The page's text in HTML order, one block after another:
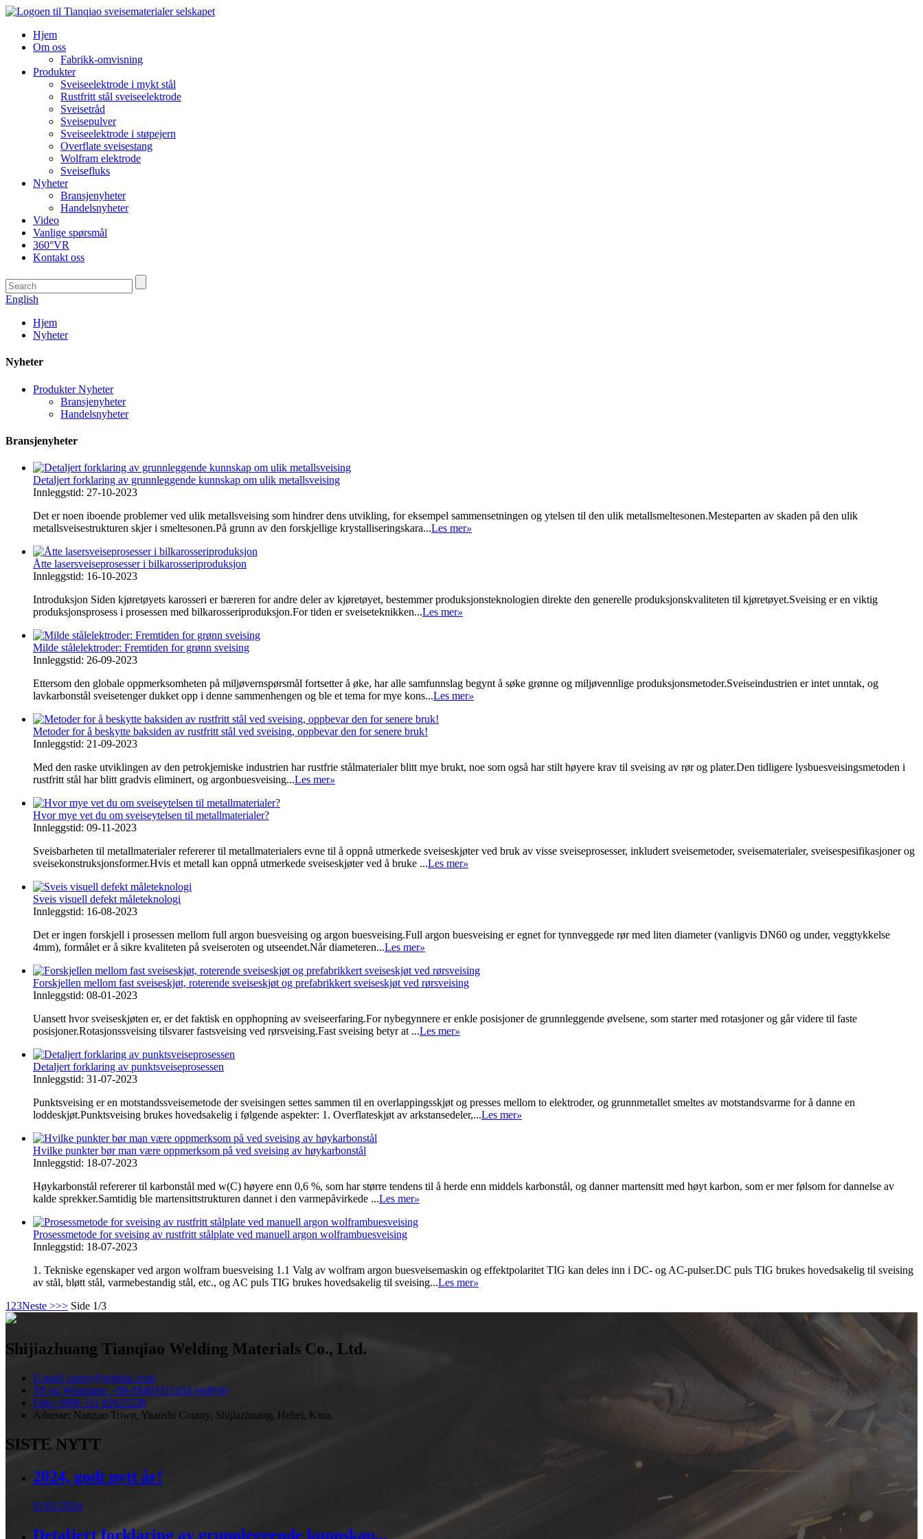
Hjem
Om oss
Fabrikk-omvisning
Produkter
Sveiseelektrode i mykt stål
Rustfritt stål sveiseelektrode
Sveisetråd
Sveisepulver
Sveiseelektrode i støpejern
Overflate sveisestang
Wolfram elektrode
Sveisefluks
Nyheter
Bransjenyheter
Handelsnyheter
Video
Vanlige spørsmål
360°VR
Kontakt oss
English
Hjem
Nyheter
Nyheter
Produkter Nyheter
Bransjenyheter
Handelsnyheter
Bransjenyheter
Detaljert forklaring av grunnleggende kunnskap om ulik metallsveising
Innleggstid: 27-10-2023
Det er noen iboende problemer ved ulik metallsveising som hindrer dens utvikling, for eksempel sammensetningen og ytelsen til den ulik metallsmeltesonen.Mesteparten av skaden på den ulik
metallsveisestrukturen skjer i smeltesonen.På grunn av den forskjellige krystalliseringskara...Les mer»
Åtte lasersveiseprosesser i bilkarosseriproduksjon
Innleggstid: 16-10-2023
Introduksjon Siden kjøretøyets karosseri er bæreren for andre deler av kjøretøyet, bestemmer produksjonsteknologien direkte den generelle produksjonskvaliteten til kjøretøyet.Sveising er en viktig
produksjonsprosess i prosessen med bilkarosseriproduksjon.For tiden er sveiseteknikken...Les mer»
Milde stålelektroder: Fremtiden for grønn sveising
Innleggstid: 26-09-2023
Ettersom den globale oppmerksomheten på miljøvernspørsmål fortsetter å øke, har alle samfunnslag begynt å søke grønne og miljøvennlige produksjonsmetoder.Sveiseindustrien er intet unntak, og
lavkarbonstål sveisetenger dukket opp i denne sammenhengen og ble et tema for mye kons...Les mer»
Metoder for å beskytte baksiden av rustfritt stål ved sveising, oppbevar den for senere bruk!
Innleggstid: 21-09-2023
Med den raske utviklingen av den petrokjemiske industrien har rustfrie stålmaterialer blitt mye brukt, noe som også har stilt høyere krav til sveising av rør og plater.Den tidligere lysbuesveisingsmetoden i
rustfritt stål har blitt gradvis eliminert, og argonbuesveising...Les mer»
Hvor mye vet du om sveiseytelsen til metallmaterialer?
Innleggstid: 09-11-2023
Sveisbarheten til metallmaterialer refererer til metallmaterialers evne til å oppnå utmerkede sveiseskjøter ved bruk av visse sveiseprosesser, inkludert sveisemetoder, sveisematerialer, sveisespesifikasjoner og
sveisekonstruksjonsformer.Hvis et metall kan oppnå utmerkede sveiseskjøter ved å bruke ...Les mer»
Sveis visuell defekt måleteknologi
Innleggstid: 16-08-2023
Det er ingen forskjell i prosessen mellom full argon buesveising og argon buesveising.Full argon buesveising er egnet for tynnveggede rør med liten diameter (vanligvis DN60 og under, veggtykkelse
4mm), formålet er å sikre kvaliteten på sveiseroten og utseendet.Når diameteren...Les mer»
Forskjellen mellom fast sveiseskjøt, roterende sveiseskjøt og prefabrikkert sveiseskjøt ved rørsveising
Innleggstid: 08-01-2023
Uansett hvor sveiseskjøten er, er det faktisk en opphopning av sveiseerfaring.For nybegynnere er enkle posisjoner de grunnleggende øvelsene, som starter med rotasjoner og går videre til faste
posisjoner.Rotasjonssveising tilsvarer fastsveising ved rørsveising.Fast sveising betyr at ...Les mer»
Detaljert forklaring av punktsveiseprosessen
Innleggstid: 31-07-2023
Punktsveising er en motstandssveisemetode der sveisingen settes sammen til en overlappingsskjøt og presses mellom to elektroder, og grunnmetallet smeltes av motstandsvarme for å danne en
loddeskjøt.Punktsveising brukes hovedsakelig i følgende aspekter: 1. Overflateskjøt av arkstansedeler,...Les mer»
Hvilke punkter bør man være oppmerksom på ved sveising av høykarbonstål
Innleggstid: 18-07-2023
Høykarbonstål refererer til karbonstål med w(C) høyere enn 0,6 %, som har større tendens til å herde enn middels karbonstål, og danner martensitt med høyt karbon, som er mer følsom for dannelse av
kalde sprekker.Samtidig ble martensittstrukturen dannet i den varmepåvirkede ...Les mer»
Prosessmetode for sveising av rustfritt stålplate ved manuell argon wolframbuesveising
Innleggstid: 18-07-2023
1. Tekniske egenskaper ved argon wolfram buesveising 1.1 Valg av wolfram argon buesveisemaskin og effektpolaritet TIG kan deles inn i DC- og AC-pulser.DC puls TIG brukes hovedsakelig til sveising
av stål, bløtt stål, varmebestandig stål, etc., og AC puls TIG brukes hovedsakelig til sveising...Les mer»
1 23Neste >>> Side 1/3
Shijiazhuang Tianqiao Welding Materials Co., Ltd.
E-mail: sunny@sjztqhc.com
Tlf og Whatsapp: +86-18403311434 (solfylt)
Faks: 0086 311 82623236
Adresse: Nanzuo Town, Yuanshi County, Shijiazhuang, Hebei, Kina.
SISTE NYTT
2024, godt nytt år!
01/01/2024
Detaljert forklaring av grunnleggende kunnskap...